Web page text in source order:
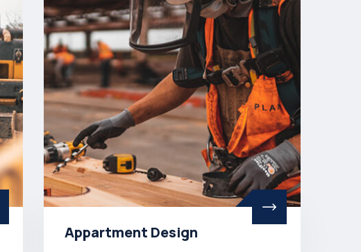
Appartment Design